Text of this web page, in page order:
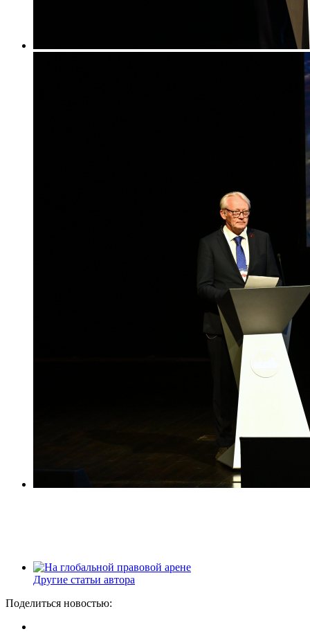
Другие статьи автора
Поделиться новостью: